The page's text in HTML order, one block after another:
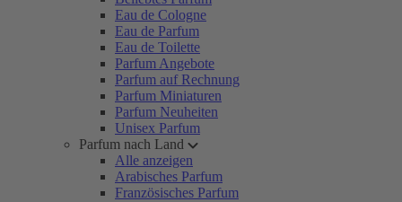
Eau de Cologne
Eau de Parfum
Eau de Toilette
Parfum Angebote
Parfum auf Rechnung
Parfum Miniaturen
Parfum Neuheiten
Unisex Parfum
Parfum nach Land
Alle anzeigen
Arabisches Parfum
Französisches Parfum